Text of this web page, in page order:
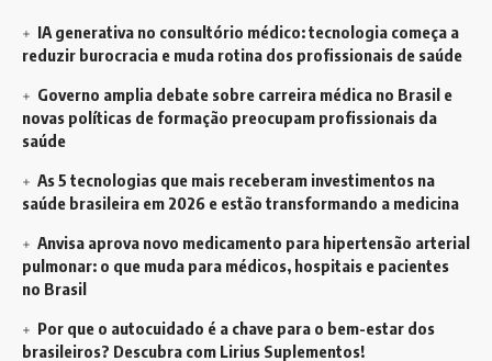
IA generativa no consultório médico: tecnologia começa a
reduzir burocracia e muda rotina dos profissionais de saúde
Governo amplia debate sobre carreira médica no Brasil e
novas políticas de formação preocupam profissionais da
saúde
As 5 tecnologias que mais receberam investimentos na
saúde brasileira em 2026 e estão transformando a medicina
Anvisa aprova novo medicamento para hipertensão arterial
pulmonar: o que muda para médicos, hospitais e pacientes
no Brasil
Por que o autocuidado é a chave para o bem-estar dos
brasileiros? Descubra com Lirius Suplementos!